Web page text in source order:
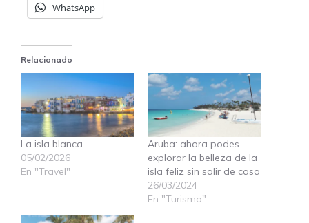
WhatsApp
Relacionado
La isla blanca
05/02/2026
En "Travel"
Aruba: ahora podes
explorar la belleza de la
isla feliz sin salir de casa
26/03/2024
En "Turismo"